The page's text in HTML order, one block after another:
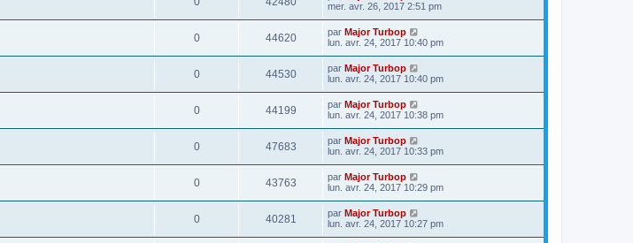
mer. avr. 26, 2017 2:51 pm
0 44620 par Major Turbop
lun. avr. 24, 2017 10:40 pm
0 44530 par Major Turbop
lun. avr. 24, 2017 10:40 pm
0 44199 par Major Turbop
lun. avr. 24, 2017 10:38 pm
0 47683 par Major Turbop
lun. avr. 24, 2017 10:33 pm
0 43763 par Major Turbop
lun. avr. 24, 2017 10:29 pm
0 40281 par Major Turbop
lun. avr. 24, 2017 10:27 pm